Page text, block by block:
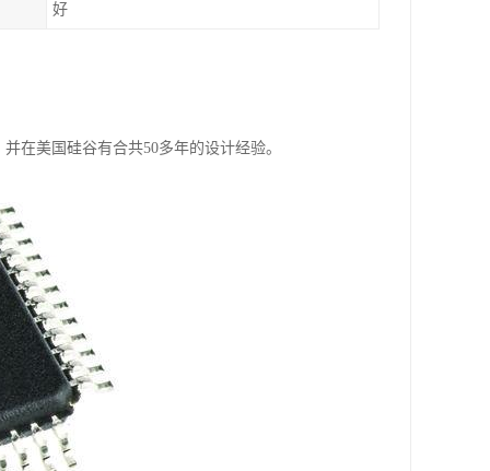
好
在美国硅谷有合共50多年的设计经验。